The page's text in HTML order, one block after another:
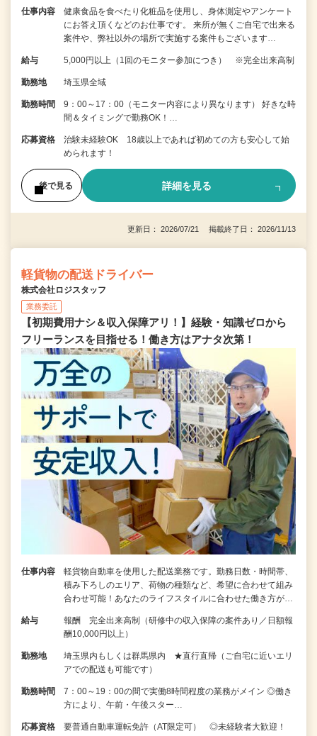
仕事内容
健康食品を食べたり化粧品を使用し、身体測定やアンケート
にお答え頂くなどのお仕事です。 来所が無くご自宅で出来る
案件や、弊社以外の場所で実施する案件もございます…
給与 5,000円以上（1回のモニター参加につき） ※完全出来高制
勤務地 埼玉県全域
勤務時間
9：00～17：00（モニター内容により異なります） 好きな時
間＆タイミングで勤務OK！…
応募資格
治験未経験OK 18歳以上であれば初めての方も安心して始
められます！
後で見る 詳細を見る
更新日： 2026/07/21 掲載終了日： 2026/11/13
軽貨物の配送ドライバー
株式会社ロジスタッフ
業務委託
【初期費用ナシ＆収入保障アリ！】経験・知識ゼロから
フリーランスを目指せる！働き方はアナタ次第！
仕事内容
軽貨物自動車を使用した配送業務です。勤務日数・時間帯、
積み下ろしのエリア、荷物の種類など、希望に合わせて組み
合わせ可能！あなたのライフスタイルに合わせた働き方が…
給与
報酬 完全出来高制（研修中の収入保障の案件あり／日額報
酬10,000円以上）
勤務地
埼玉県内もしくは群馬県内 ★直行直帰（ご自宅に近いエリ
アでの配送も可能です）
勤務時間
7：00～19：00の間で実働8時間程度の業務がメイン ◎働き
方により、午前・午後スター…
応募資格 要普通自動車運転免許（AT限定可） ◎未経験者大歓迎！